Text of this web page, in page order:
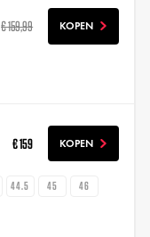
€ 159,99 KOPEN
€ 159 KOPEN
44.5 45
46